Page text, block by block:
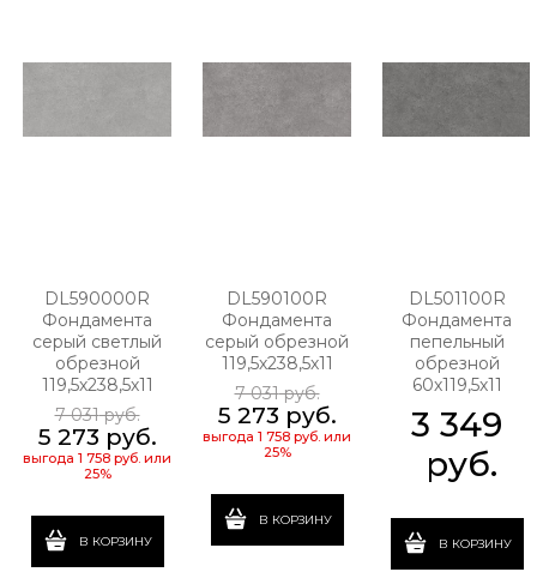
DL590000R
Фондамента
серый светлый
обрезной
119,5х238,5х11
7 031 руб.
5 273 руб.
выгода 1 758 руб. или
25%
В КОРЗИНУ
DL590100R
Фондамента
серый обрезной
119,5х238,5х11
7 031 руб.
5 273 руб.
выгода 1 758 руб. или
25%
В КОРЗИНУ
DL501100R
Фондамента
пепельный
обрезной
60х119,5х11
3 349
руб.
В КОРЗИНУ